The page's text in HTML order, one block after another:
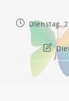
Beitrag
veröffentlicht:
Dienstag,
Beitrag
zuletzt